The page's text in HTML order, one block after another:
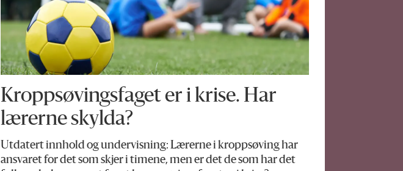
Kroppsøvingsfaget er i krise. Har
lærerne skylda?
Utdatert innhold og undervisning: Lærerne i kroppsøving har
ansvaret for det som skjer i timene, men er det de som har det